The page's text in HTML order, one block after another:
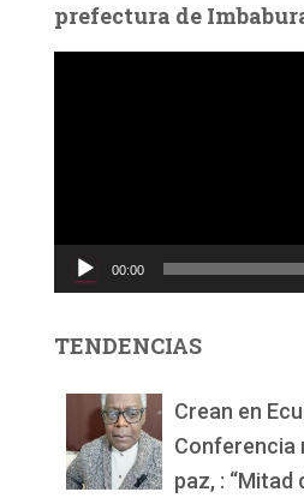
prefectura de
c
d
00:00
TENDENCIAS
Crean en
Conferencia
paz, : “Mitad